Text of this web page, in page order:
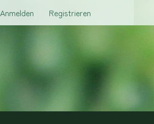
Anmelden Registrieren